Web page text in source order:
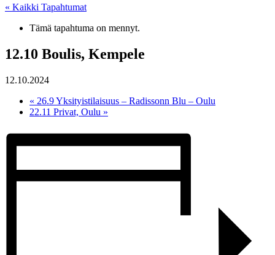
« Kaikki Tapahtumat
Tämä tapahtuma on mennyt.
12.10 Boulis, Kempele
12.10.2024
« 26.9 Yksityistilaisuus – Radissonn Blu – Oulu
22.11 Privat, Oulu »